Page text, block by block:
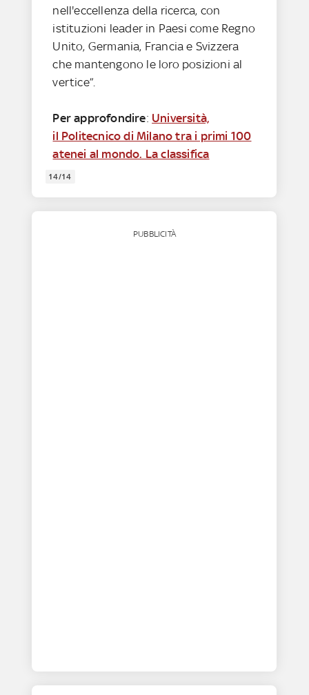
nell'eccellenza della ricerca, con
istituzioni leader in Paesi come Regno
Unito, Germania, Francia e Svizzera
che mantengono le loro posizioni al
vertice”.
Per approfondire: Università,
il Politecnico di Milano tra i primi 100
atenei al mondo. La classifica
14/14
PUBBLICITÀ